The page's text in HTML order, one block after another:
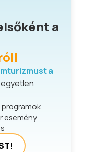
a
a
egyetlen
esemény